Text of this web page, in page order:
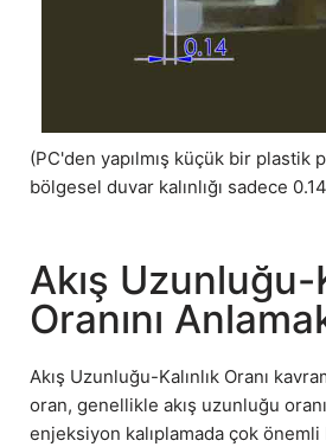
(PC'den yapılmış küçük bir plastik
bölgesel duvar kalınlığı sadece
Akış Uzunluğu-
Oranını
Akış Uzunluğu-Kalınlık Oranı
oran, genellikle akış uzunluğu
enjeksiyon kalıplamada çok